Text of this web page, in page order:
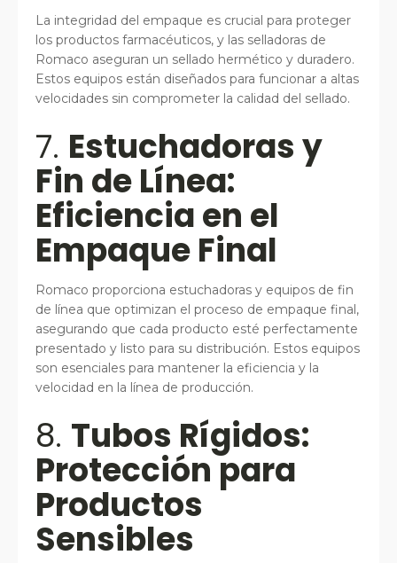
La integridad del empaque es crucial para proteger
los productos farmacéuticos, y las selladoras de
Romaco aseguran un sellado hermético y duradero.
Estos equipos están diseñados para funcionar a altas
velocidades sin comprometer la calidad del sellado.
7. Estuchadoras y
Fin de Línea:
Eficiencia en el
Empaque Final
Romaco proporciona estuchadoras y equipos de fin
de línea que optimizan el proceso de empaque final,
asegurando que cada producto esté perfectamente
presentado y listo para su distribución. Estos equipos
son esenciales para mantener la eficiencia y la
velocidad en la línea de producción.
8. Tubos Rígidos:
Protección para
Productos
Sensibles